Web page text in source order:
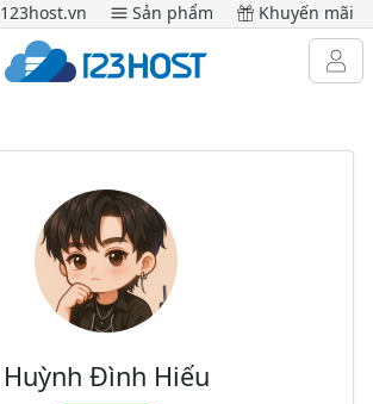
123host.vn Sản phẩm Khuyến mãi
Huỳnh Đình Hiếu